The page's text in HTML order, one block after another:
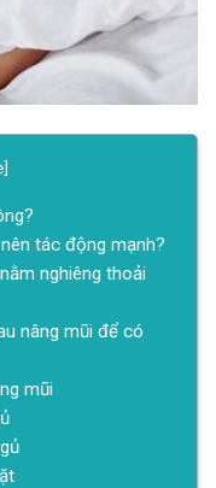
]
tác động mạnh?
nghiêng thoải
nâng mũi để có
mũi